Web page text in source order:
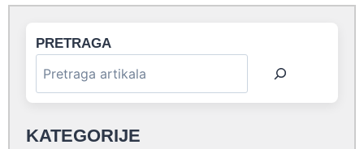
PRETRAGA
KATEGORIJE